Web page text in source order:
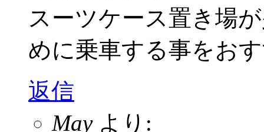
スーツケース置き場
めに乗車する事をお
返信
May より: